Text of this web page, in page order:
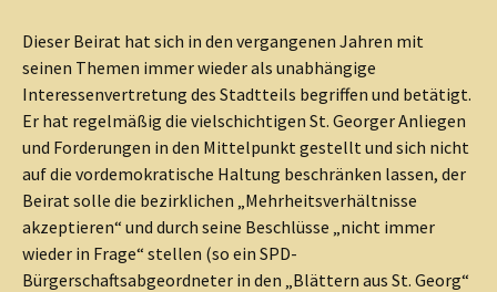
Dieser Beirat hat sich in den vergangenen Jahren mit
seinen Themen immer wieder als unabhängige
Interessenvertretung des Stadtteils begriffen und betätigt.
Er hat regelmäßig die vielschichtigen St. Georger Anliegen
und Forderungen in den Mittelpunkt gestellt und sich nicht
auf die vordemokratische Haltung beschränken lassen, der
Beirat solle die bezirklichen „Mehrheitsverhältnisse
akzeptieren“ und durch seine Beschlüsse „nicht immer
wieder in Frage“ stellen (so ein SPD-
Bürgerschaftsabgeordneter in den „Blättern aus St. Georg“